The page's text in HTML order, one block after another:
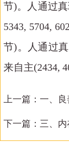
节)。人通过
5343, 5704,
节)。人通过
来自主(2434,
上一篇： 一、良
下一篇： 三、内